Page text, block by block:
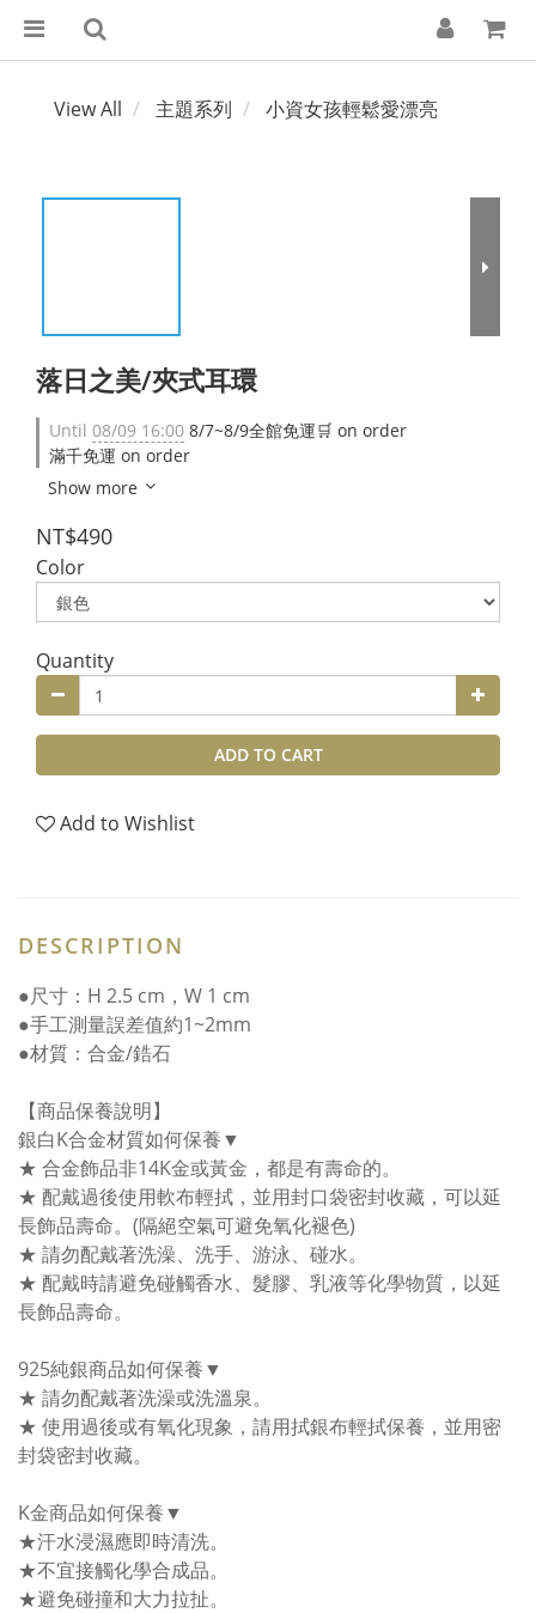
View All 主題系列 小資女孩輕鬆愛漂亮
落日之美/夾式耳環
Until 08/09 16:00 8/7~8/9全館免運🛒 on order
滿千免運 on order
Show more
NT$490
Color
Quantity
ADD TO CART
Add to Wishlist
DESCRIPTION
●尺寸：H 2.5 cm，W 1 cm
●手工測量誤差值約1~2mm
●材質：合金/鋯石
【商品保養說明】
銀白K合金材質如何保養▼
★ 合金飾品非14K金或黃金，都是有壽命的。
★ 配戴過後使用軟布輕拭，並用封口袋密封收藏，可以延
長飾品壽命。(隔絕空氣可避免氧化褪色)
★ 請勿配戴著洗澡、洗手、游泳、碰水。
★ 配戴時請避免碰觸香水、髮膠、乳液等化學物質，以延
長飾品壽命。
925純銀商品如何保養▼
★ 請勿配戴著洗澡或洗溫泉。
★ 使用過後或有氧化現象，請用拭銀布輕拭保養，並用密
封袋密封收藏。
K金商品如何保養▼
★汗水浸濕應即時清洗。
★不宜接觸化學合成品。
★避免碰撞和大力拉扯。